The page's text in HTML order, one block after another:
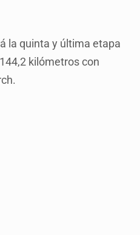
la quinta y última etapa
kilómetros con